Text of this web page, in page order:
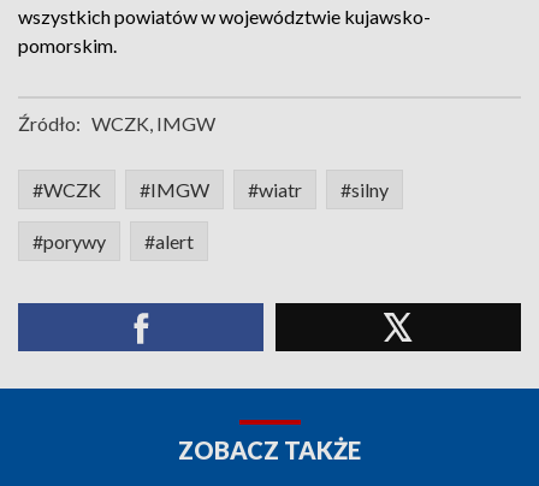
wszystkich powiatów w województwie kujawsko-
pomorskim.
Źródło: WCZK, IMGW
#WCZK #IMGW #wiatr #silny
#porywy #alert
ZOBACZ TAKŻE